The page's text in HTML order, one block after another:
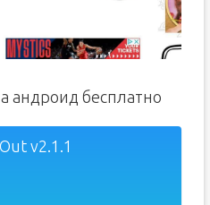
андроид бесплатно
v2.1.1